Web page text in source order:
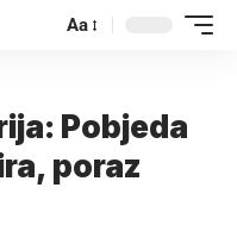
Aa
Pobjeda
poraz